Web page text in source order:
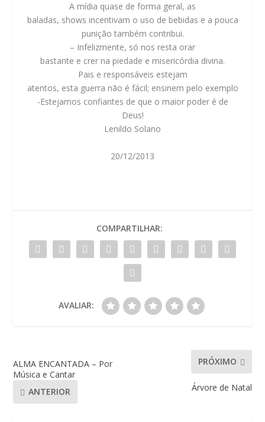
A mídia quase de forma geral, as
baladas, shows incentivam o uso de bebidas e a pouca
punição também contribui.
– Infelizmente, só nos resta orar
bastante e crer na piedade e misericórdia divina.
Pais e responsáveis estejam
atentos, esta guerra não é fácil; ensinem pelo exemplo
-Estejamos confiantes de que o maior poder é de
Deus!
Lenildo Solano
20/12/2013
COMPARTILHAR:
AVALIAR:
ALMA ENCANTADA – Por
Música e Cantar
ANTERIOR
PRÓXIMO
Árvore de Natal